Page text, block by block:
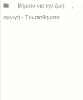
Βήματα για την ζωή
αγωγή - Συναισθήματα